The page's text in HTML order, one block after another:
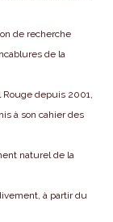
de recherche
de la
Rouge depuis 2001,
à son cahier des
naturel de la
à partir du